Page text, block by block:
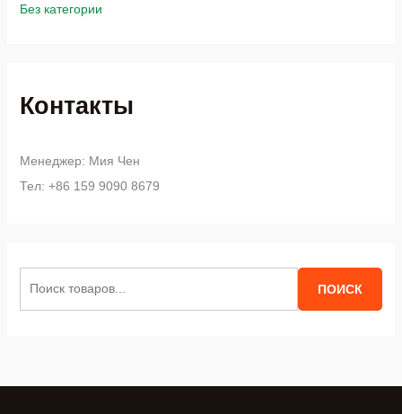
Без категории
Контакты
Менеджер: Мия Чен
Тел: +86 159 9090 8679
ПОИСК